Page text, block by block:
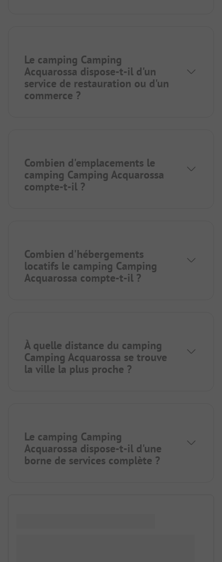
Le camping Camping
Acquarossa dispose-t-il d'un
service de restauration ou d'un
commerce ?
Combien d'emplacements le
camping Camping Acquarossa
compte-t-il ?
Combien d'hébergements
locatifs le camping Camping
Acquarossa compte-t-il ?
À quelle distance du camping
Camping Acquarossa se trouve
la ville la plus proche ?
Le camping Camping
Acquarossa dispose-t-il d'une
borne de services complète ?